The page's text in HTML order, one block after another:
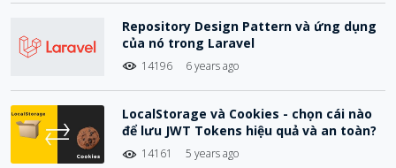
Repository Design Pattern và ứng dụng
của nó trong Laravel
14196 6 years ago
LocalStorage và Cookies - chọn cái nào
để lưu JWT Tokens hiệu quả và an toàn?
14161 5 years ago